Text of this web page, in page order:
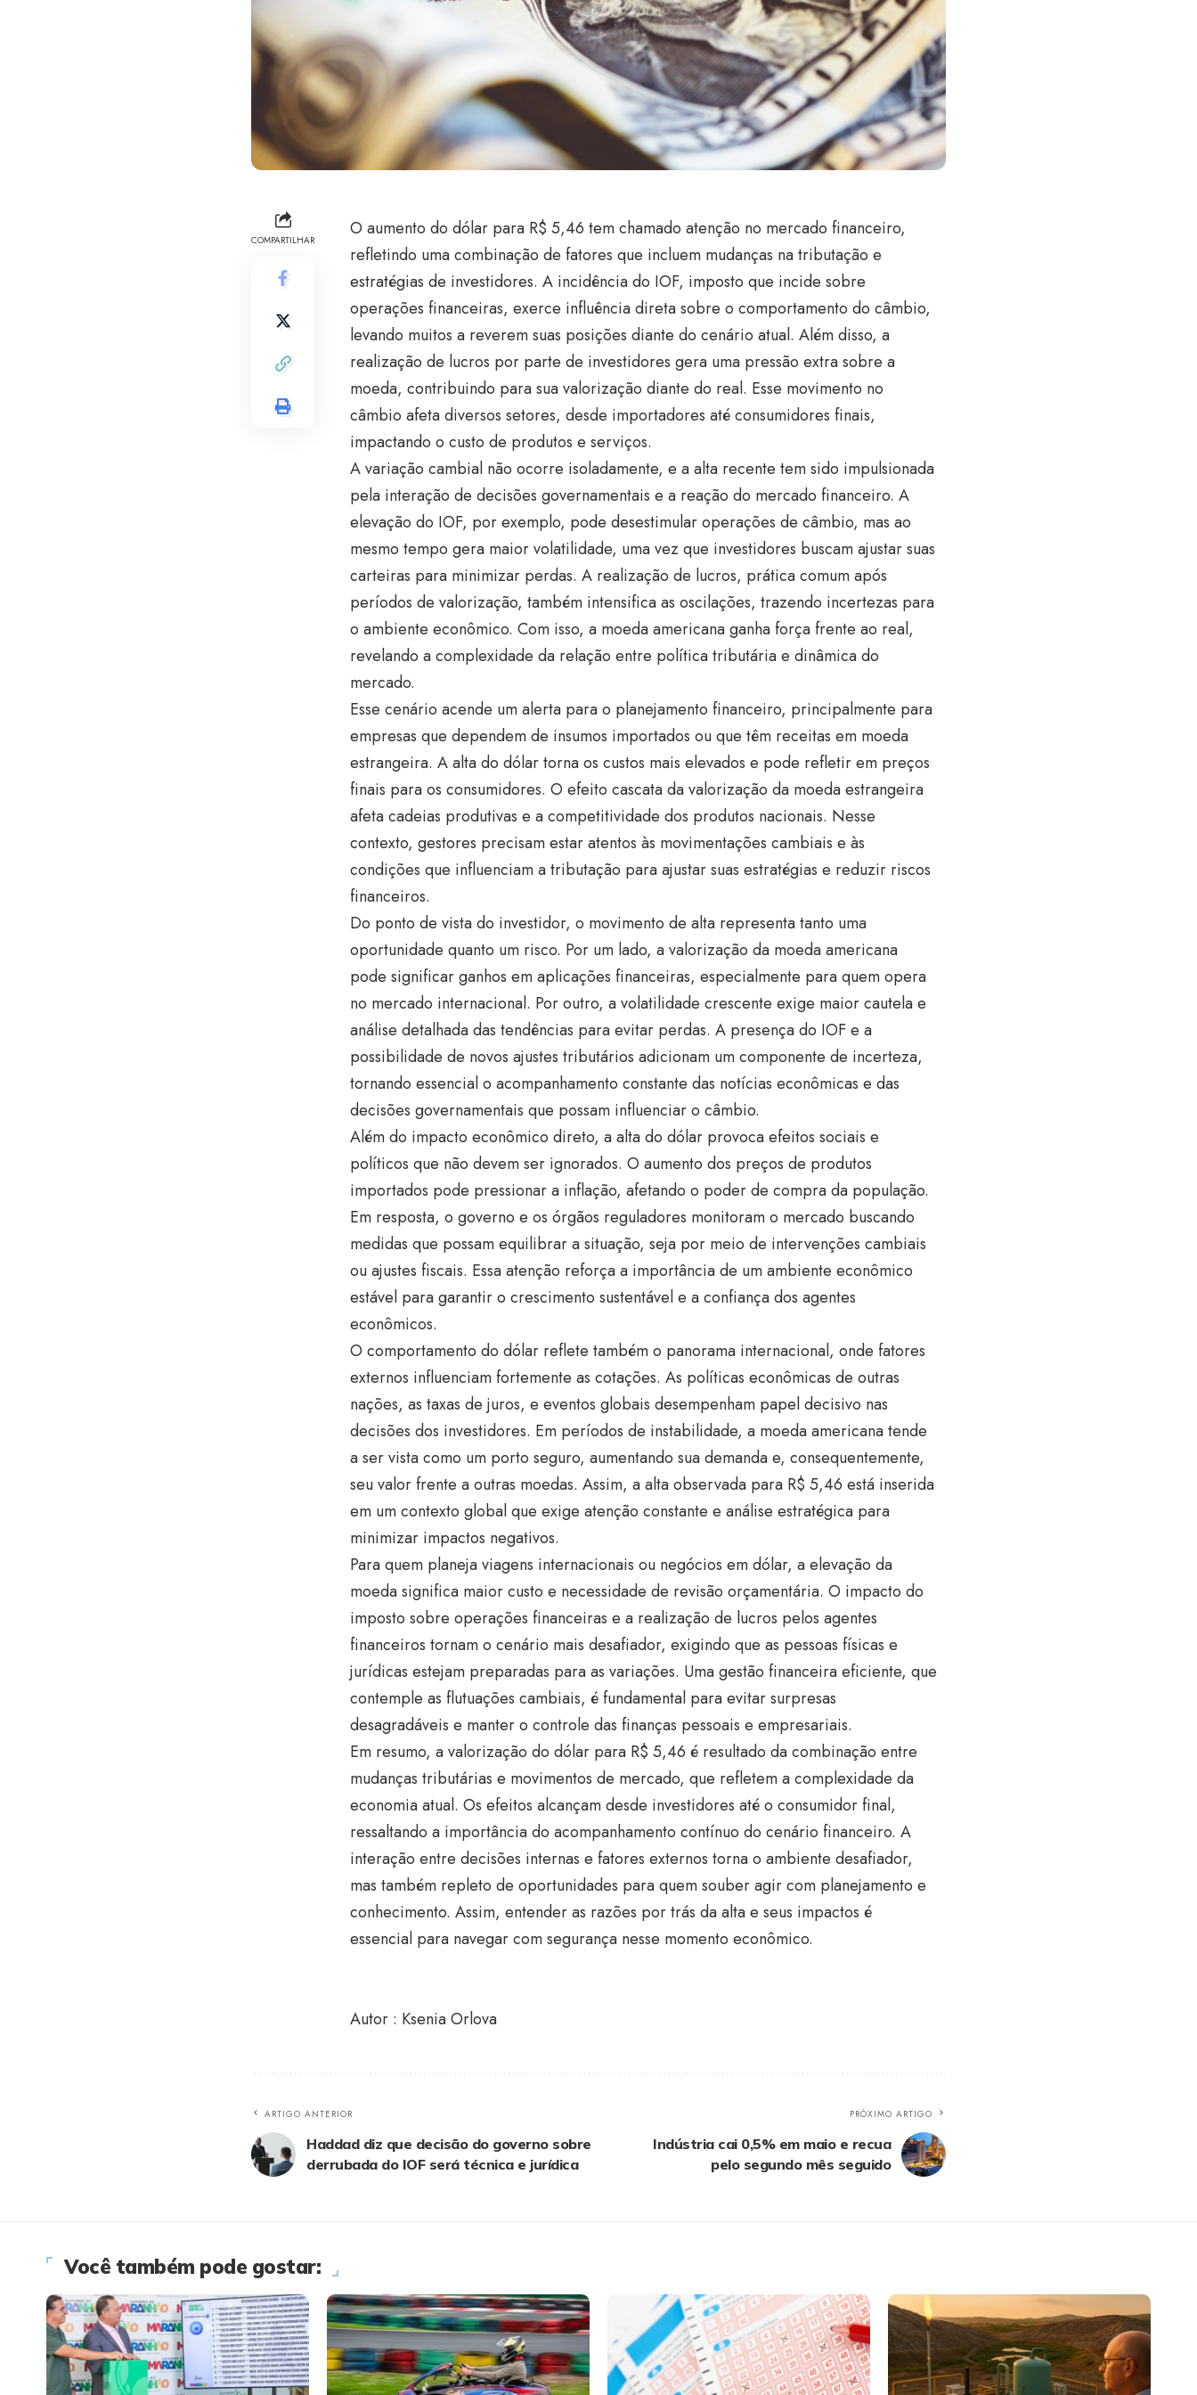
COMPARTILHAR
O aumento do dólar para R$ 5,46 tem chamado atenção no mercado financeiro,
refletindo uma combinação de fatores que incluem mudanças na tributação e
estratégias de investidores. A incidência do IOF, imposto que incide sobre
operações financeiras, exerce influência direta sobre o comportamento do câmbio,
levando muitos a reverem suas posições diante do cenário atual. Além disso, a
realização de lucros por parte de investidores gera uma pressão extra sobre a
moeda, contribuindo para sua valorização diante do real. Esse movimento no
câmbio afeta diversos setores, desde importadores até consumidores finais,
impactando o custo de produtos e serviços.
A variação cambial não ocorre isoladamente, e a alta recente tem sido impulsionada
pela interação de decisões governamentais e a reação do mercado financeiro. A
elevação do IOF, por exemplo, pode desestimular operações de câmbio, mas ao
mesmo tempo gera maior volatilidade, uma vez que investidores buscam ajustar suas
carteiras para minimizar perdas. A realização de lucros, prática comum após
períodos de valorização, também intensifica as oscilações, trazendo incertezas para
o ambiente econômico. Com isso, a moeda americana ganha força frente ao real,
revelando a complexidade da relação entre política tributária e dinâmica do
mercado.
Esse cenário acende um alerta para o planejamento financeiro, principalmente para
empresas que dependem de insumos importados ou que têm receitas em moeda
estrangeira. A alta do dólar torna os custos mais elevados e pode refletir em preços
finais para os consumidores. O efeito cascata da valorização da moeda estrangeira
afeta cadeias produtivas e a competitividade dos produtos nacionais. Nesse
contexto, gestores precisam estar atentos às movimentações cambiais e às
condições que influenciam a tributação para ajustar suas estratégias e reduzir riscos
financeiros.
Do ponto de vista do investidor, o movimento de alta representa tanto uma
oportunidade quanto um risco. Por um lado, a valorização da moeda americana
pode significar ganhos em aplicações financeiras, especialmente para quem opera
no mercado internacional. Por outro, a volatilidade crescente exige maior cautela e
análise detalhada das tendências para evitar perdas. A presença do IOF e a
possibilidade de novos ajustes tributários adicionam um componente de incerteza,
tornando essencial o acompanhamento constante das notícias econômicas e das
decisões governamentais que possam influenciar o câmbio.
Além do impacto econômico direto, a alta do dólar provoca efeitos sociais e
políticos que não devem ser ignorados. O aumento dos preços de produtos
importados pode pressionar a inflação, afetando o poder de compra da população.
Em resposta, o governo e os órgãos reguladores monitoram o mercado buscando
medidas que possam equilibrar a situação, seja por meio de intervenções cambiais
ou ajustes fiscais. Essa atenção reforça a importância de um ambiente econômico
estável para garantir o crescimento sustentável e a confiança dos agentes
econômicos.
O comportamento do dólar reflete também o panorama internacional, onde fatores
externos influenciam fortemente as cotações. As políticas econômicas de outras
nações, as taxas de juros, e eventos globais desempenham papel decisivo nas
decisões dos investidores. Em períodos de instabilidade, a moeda americana tende
a ser vista como um porto seguro, aumentando sua demanda e, consequentemente,
seu valor frente a outras moedas. Assim, a alta observada para R$ 5,46 está inserida
em um contexto global que exige atenção constante e análise estratégica para
minimizar impactos negativos.
Para quem planeja viagens internacionais ou negócios em dólar, a elevação da
moeda significa maior custo e necessidade de revisão orçamentária. O impacto do
imposto sobre operações financeiras e a realização de lucros pelos agentes
financeiros tornam o cenário mais desafiador, exigindo que as pessoas físicas e
jurídicas estejam preparadas para as variações. Uma gestão financeira eficiente, que
contemple as flutuações cambiais, é fundamental para evitar surpresas
desagradáveis e manter o controle das finanças pessoais e empresariais.
Em resumo, a valorização do dólar para R$ 5,46 é resultado da combinação entre
mudanças tributárias e movimentos de mercado, que refletem a complexidade da
economia atual. Os efeitos alcançam desde investidores até o consumidor final,
ressaltando a importância do acompanhamento contínuo do cenário financeiro. A
interação entre decisões internas e fatores externos torna o ambiente desafiador,
mas também repleto de oportunidades para quem souber agir com planejamento e
conhecimento. Assim, entender as razões por trás da alta e seus impactos é
essencial para navegar com segurança nesse momento econômico.
Autor : Ksenia Orlova
ARTIGO ANTERIOR
Haddad diz que decisão do governo sobre
derrubada do IOF será técnica e jurídica
PRÓXIMO ARTIGO
Indústria cai 0,5% em maio e recua
pelo segundo mês seguido
Você também pode gostar: